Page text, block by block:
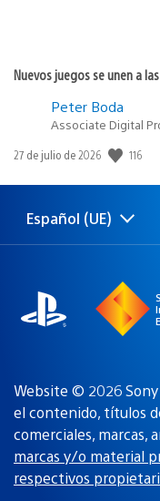
Nuevos juegos se unen a
Peter Boda
Associate Digital
Fecha
publicación:
27 de julio de 2026 116
Selecciona
una
Región
actual:
Español (UE)
Website © 2026
el contenido, títulos
comerciales, marcas,
marcas y/o material
respectivos